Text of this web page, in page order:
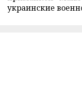
украинские